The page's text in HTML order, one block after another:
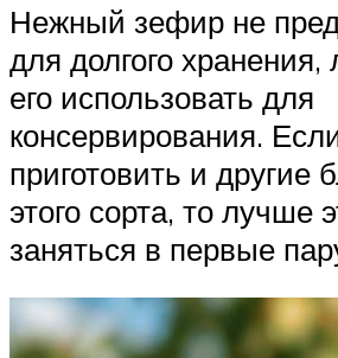
Нежный зефир не
для долгого хранения,
его использовать для
консервирования.
приготовить и другие
этого сорта, то лучше
заняться в первые